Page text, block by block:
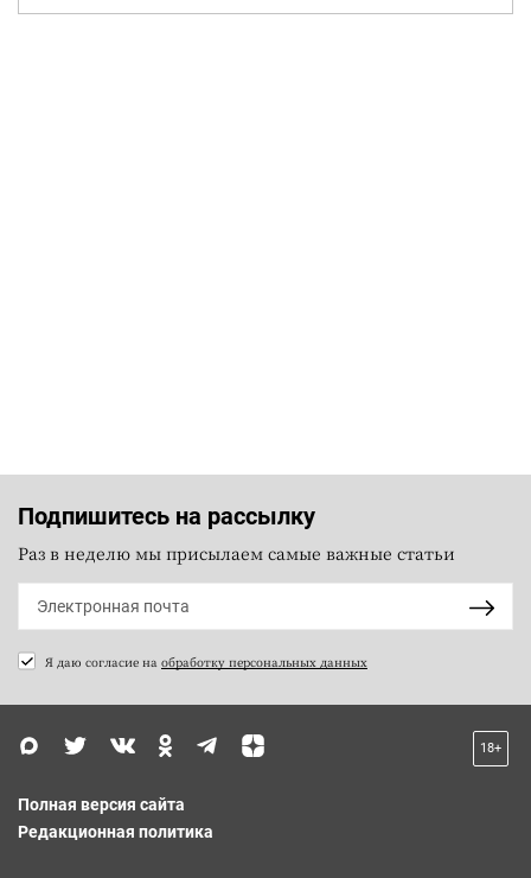
Подпишитесь на рассылку
Раз в неделю мы присылаем самые важные статьи
Я даю согласие на обработку персональных данных
18+
Полная версия сайта
Редакционная политика